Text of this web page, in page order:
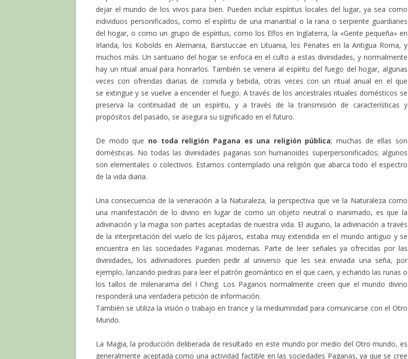
dejar el mundo de los vivos para bien. Pueden incluir espíritus locales del lugar, ya sea como
individuos personificados, como el espíritu de una manantial o la rana o serpiente guardianes
del hogar, o como un grupo de espíritus, como los Elfos en Inglaterra, la «Gente pequeña» en
Irlanda, los Kobolds en Alemania, Barstuccae en Lituania, los Penates en la Antigua Roma, y
muchos más. Un santuario del hogar se enfoca en el culto a estas divinidades, y normalmente
hay un ritual anual para honrarlos. También se venera al espíritu del fuego del hogar, algunas
veces con ofrendas diarias de comida y bebida, otras veces con un ritual anual en el que
se extingue y se vuelve a encender el fuego. A través de los ancestrales rituales domésticos se
preserva la continuidad de un espíritu, y a través de la transmisión de características y
propósitos del pasado, se asegura su significado en el futuro.
De modo que no toda religión Pagana es una religión pública; muchas de ellas son
domésticas. No todas las divinidades paganas son humanoides superpersonificados; algunos
son elementales o colectivos. Estamos contemplado una religión que abarca todo el espectro
de la vida diaria.
Una consecuencia de la veneración a la Naturaleza, la perspectiva que ve la Naturaleza como
una manifestación de lo divino en lugar de como un objeto neutral o inanimado, es que la
adivinación y la magia son partes aceptadas de nuestra vida. El augurio, la adivinación a través
de la interpretación del vuelo de los pájaros, estaba muy extendida en el mundo antiguo y se
encuentra en las sociedades Paganas modernas. Parte de leer señales ya ofrecidas por las
divinidades, los adivinadores pueden pedir al universo que les sea enviada una seña, por
ejemplo, lanzando piedras para leer el patrón geomántico en el que caen, y echando las runas o
los tallos de milenarama del I Ching. Los Paganos normalmente creen que el mundo divino
responderá una verdadera petición de información.
También se utiliza la visión o trabajo en trance y la mediumnidad para comunicarse con el Otro
Mundo.
La Magia, la producción deliberada de resultado en este mundo por medio del Otro mundo, es
generalmente aceptada como una actividad factible en las sociedades Paganas, ya que se cree